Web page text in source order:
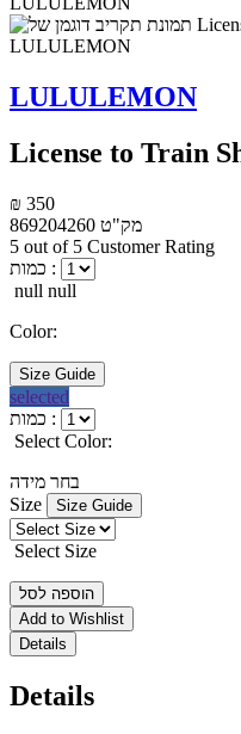
LULULEMON
License to Train
₪ 350
מק"ט 869204260
5 out of 5 Customer Rating
כמות :
null null
Color:
Size Guide
selected
כמות :
Select Color:
בחר מידה
Size
Size Guide
Select Size
הוספה לסל
Add to Wishlist
Details
Details